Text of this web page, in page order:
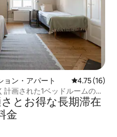
ョン・アパート レビュー16
4.75 (16)
画された1ベッドルームのア
とお⁠得⁠な長⁠期⁠滞⁠在
金